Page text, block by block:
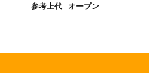
参考上代 オープン